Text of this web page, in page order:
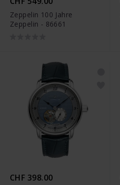
Zeppelin 100 Jahre
Zeppelin - 86661
CHF 398.00